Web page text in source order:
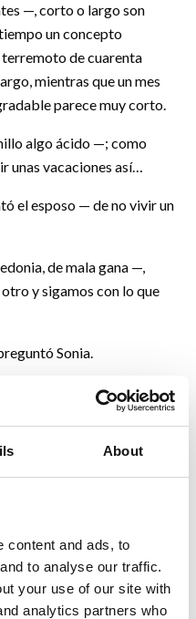
About
content and ads, to
to analyse our traffic.
your use of our site with
analytics partners who
—, corto o largo son
un concepto
de cuarenta
mientras que un mes
parece muy corto.
algo ácido —; como
unas vacaciones así…
el esposo — de no vivir un
de mala gana —,
y sigamos con lo que
Sonia.
a moco tendido — Repuse
Creative